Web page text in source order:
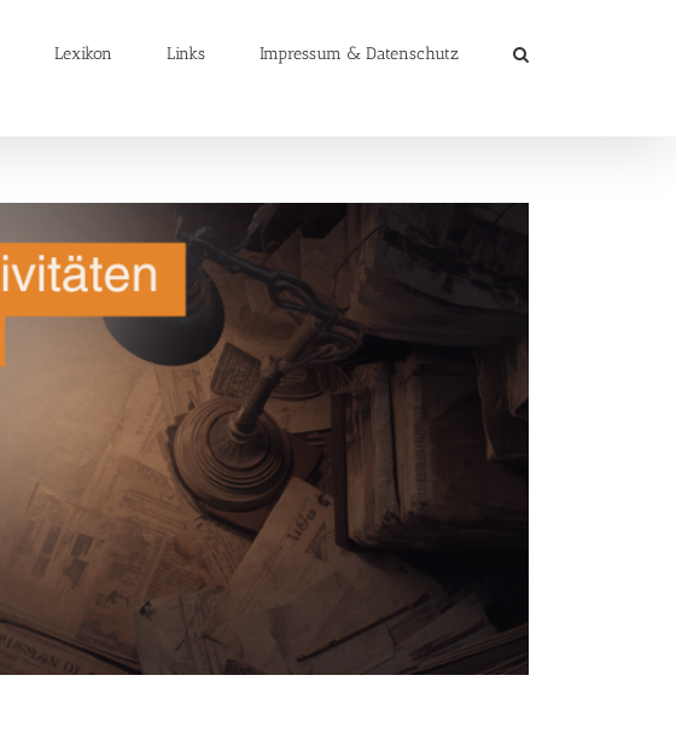
Lexikon Links Impressum & Datenschutz